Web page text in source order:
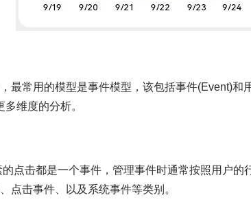
最常用的模型是事件模型，该包括事件(Event)和
维度的分析。
点击都是一个事件，管理事件时通常按照用户的
点击事件、以及系统事件等类别。